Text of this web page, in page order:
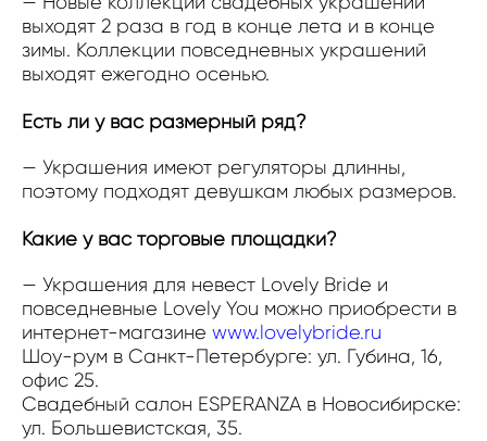
выходят 2 раза в год в конце лета и в конце
зимы. Коллекции повседневных украшений
выходят ежегодно осенью.
Есть ли у вас размерный ряд?
— Украшения имеют регуляторы длинны,
поэтому подходят девушкам любых размеров.
Какие у вас торговые площадки?
— Украшения для невест Lovely Bride и
повседневные Lovely You можно приобрести в
интернет-магазине www.lovelybride.ru
Шоу-рум в Санкт-Петербурге: ул. Губина, 16,
офис 25.
Свадебный салон ESPERANZA в Новосибирске:
ул. Большевистская, 35.